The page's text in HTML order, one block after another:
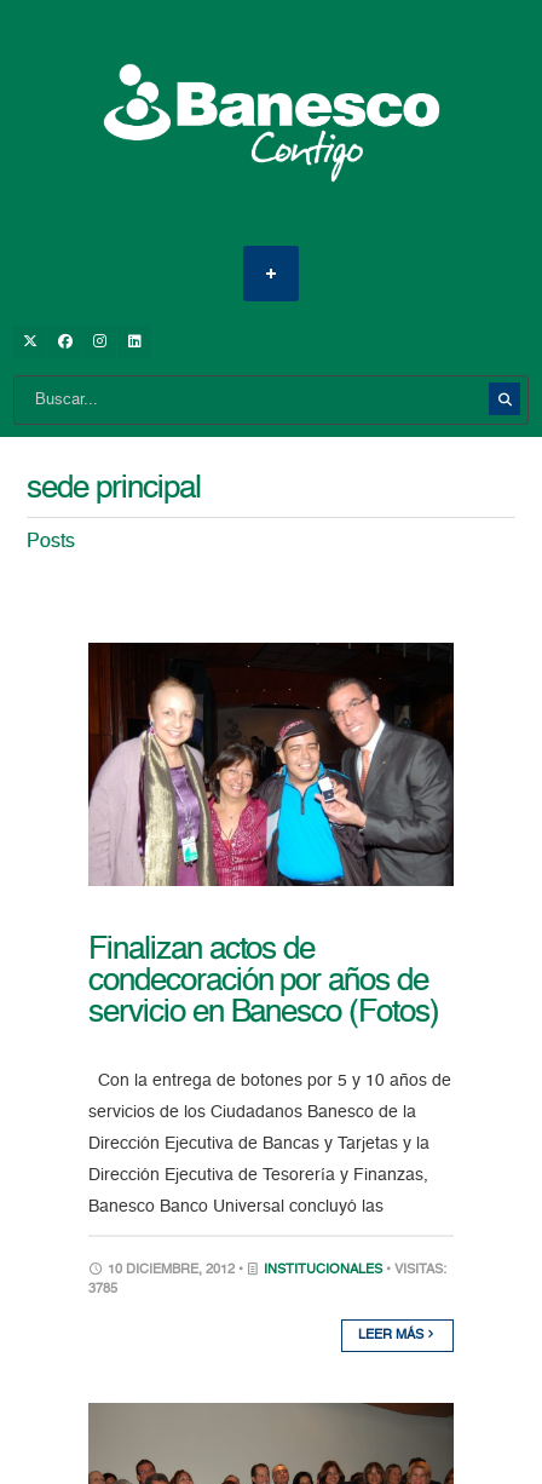
sede principal
Posts
Finalizan actos de
condecoración por años de
servicio en Banesco (Fotos)
Con la entrega de botones por 5 y 10 años de
servicios de los Ciudadanos Banesco de la
Dirección Ejecutiva de Bancas y Tarjetas y la
Dirección Ejecutiva de Tesorería y Finanzas,
Banesco Banco Universal concluyó las
10 DICIEMBRE, 2012 • INSTITUCIONALES • VISITAS:
3785
LEER MÁS